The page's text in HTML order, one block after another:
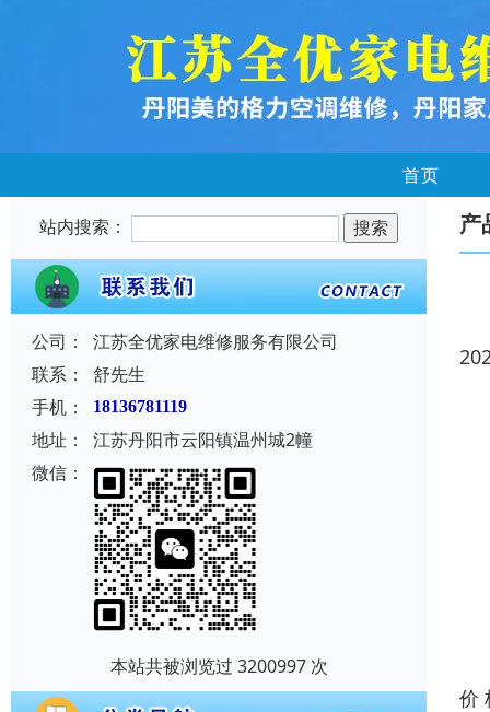
首页
站内搜索：
公司：
江苏全优家电维修服务有限公司
联系：
舒先生
手机：
18136781119
地址：
江苏丹阳市云阳镇温州城2幢
微信：
本站共被浏览过 3200997 次
产
价